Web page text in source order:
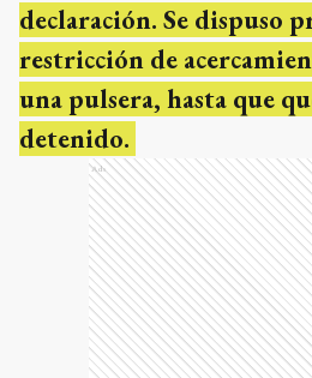
declaración. Se dispuso
restricción de
una pulsera, hasta que
detenido.
Ads